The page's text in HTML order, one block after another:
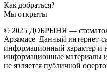
Как добраться?
Мы открыты
© 2025 ДОБРЫНЯ —
Арзамасе. Данный интернет-
информационный характер и
информационные материалы
не является публичной